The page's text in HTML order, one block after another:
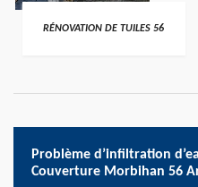
>
RÉNOVATION DE TUILES 56
Problème d’infiltration
Couverture Morbihan 56